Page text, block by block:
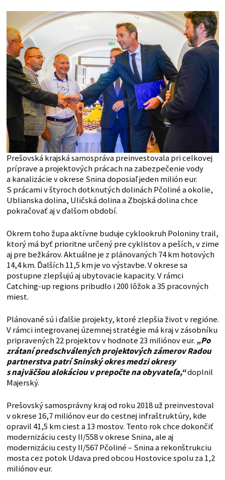
Prešovská krajská samospráva preinvestovala pri celkovej
príprave a projektových prácach na zabezpečenie vody
a kanalizácie v okrese Snina doposiaľ jeden milión eur.
S prácami v štyroch dotknutých dolinách Pčoliné a okolie,
Ublianska dolina, Uličská dolina a Zbojská dolina chce
pokračovať aj v ďalšom období.
Okrem toho župa aktívne buduje cyklookruh Poloniny trail,
ktorý má byť prioritne určený pre cyklistov a peších, v zime
aj pre bežkárov. Aktuálne je z plánovaných 74 km hotových
14,4 km. Ďalších 11,5 km je vo výstavbe. V okrese sa
postupne zlepšujú aj ubytovacie kapacity. V rámci
Catching-up regions pribudlo i 200 lôžok a 35 pracovných
miest.
Plánované sú i ďalšie projekty, ktoré zlepšia život v regióne.
V rámci integrovanej územnej stratégie má kraj v zásobníku
pripravených 22 projektov v hodnote 23 miliónov eur. „Po
zrátaní predschválených projektových zámerov Radou
partnerstva patrí Sninský okres medzi okresy
s najväčšou alokáciou v prepočte na obyvateľa,“doplnil
Majerský.
Prešovský samosprávny kraj od roku 2018 už preinvestoval
v okrese 16,7 miliónov eur do cestnej infraštruktúry, kde
opravil 41,5 km ciest a 13 mostov. Tento rok chce dokončiť
modernizáciu cesty II/558 v okrese Snina, ale aj
modernizáciu cesty II/567 Pčoliné – Snina a rekonštrukciu
mosta cez potok Udava pred obcou Hostovice spolu za 1,2
miliónov eur.